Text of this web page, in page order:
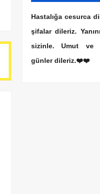
Hastalığa cesurca
şifalar dileriz.
sizinle. Umut ve
günler dileriz.❤️❤️